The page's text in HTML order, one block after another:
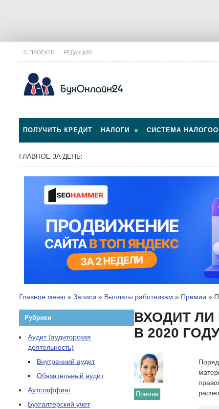
О ПРОЕКТЕ РЕДАКЦИЯ
ПОЛУЧИТЬ КРЕДИТ НАЛОГИ » СИСТЕМА
ГЛАВНОЕ ЗА ДЕНЬ:
Главное меню »Записи » Выплаты работникам » Премии »
Рубрики
Аудит (аудиторская
деятельность)
Внутренний аудит
Обязательный аудит
Аутстаффинг
Бухгалтерский учет
ВХОДИТ ЛИ
В 2020 ГОДУ
Премии